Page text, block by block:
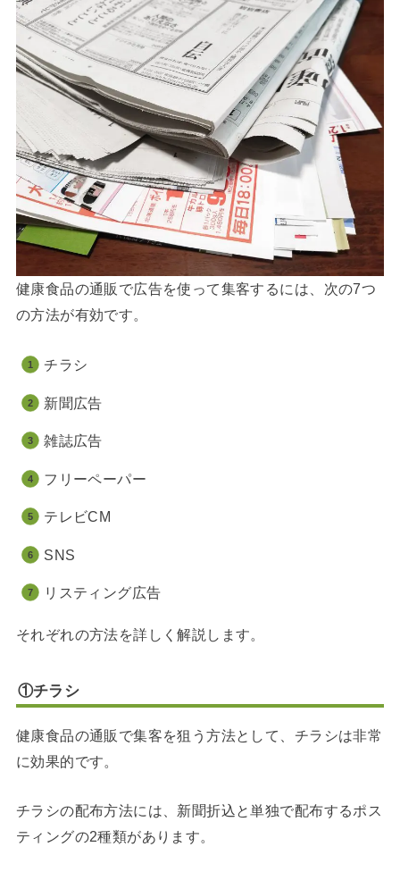
健康食品の通販で広告を使って集客するには、次の7つ
の方法が有効です。
チラシ
新聞広告
雑誌広告
フリーペーパー
テレビCM
SNS
リスティング広告
それぞれの方法を詳しく解説します。
①チラシ
健康食品の通販で集客を狙う方法として、チラシは非常
に効果的です。
チラシの配布方法には、新聞折込と単独で配布するポス
ティングの2種類があります。